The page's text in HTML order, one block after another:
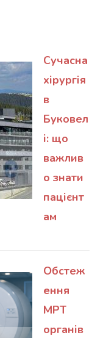
Сучасна
хірургія
в
Буковел
і: що
важлив
о знати
пацієнт
ам
Обстеж
ення
МРТ
органів